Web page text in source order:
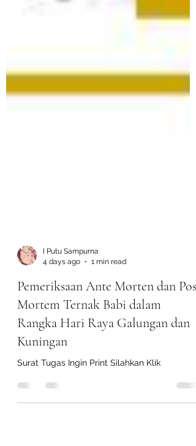
4 days ago
1 min read
Pemeriksaan Ante Morten dan Post
Mortem Ternak Babi dalam
Rangka Hari Raya Galungan dan
Kuningan
Surat Tugas Ingin Print Silahkan Klik